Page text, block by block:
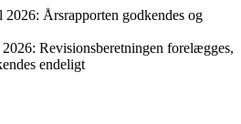
2026: Årsrapporten godkendes og
Revisionsberetningen forelægges,
endeligt